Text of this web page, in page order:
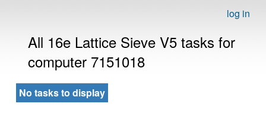
log in
All 16e Lattice Sieve V5 tasks for
computer 7151018
No tasks to display